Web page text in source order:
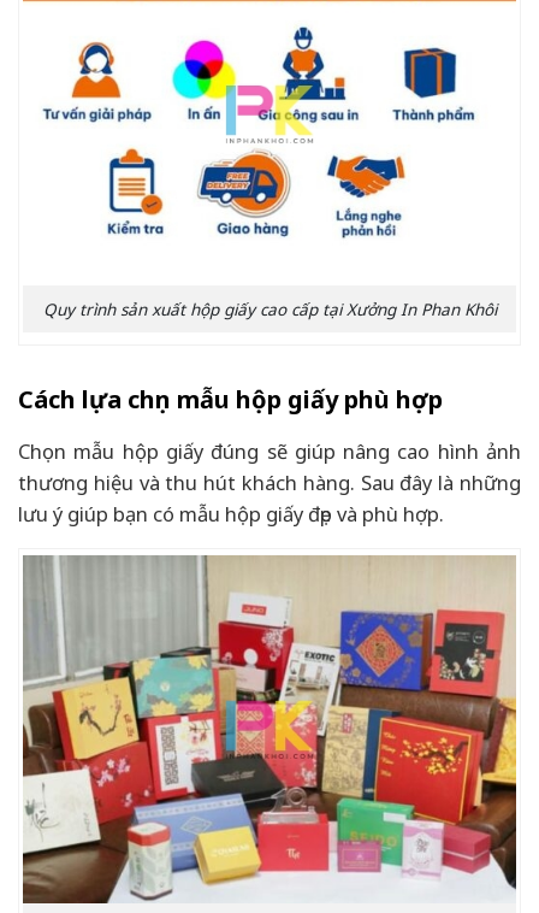
Quy trình sản xuất hộp giấy cao cấp tại Xưởng In Phan Khôi
Cách lựa chọn mẫu hộp giấy phù hợp
Chọn mẫu hộp giấy đúng sẽ giúp nâng cao hình ảnh
thương hiệu và thu hút khách hàng. Sau đây là những
lưu ý giúp bạn có mẫu hộp giấy đẹp và phù hợp.